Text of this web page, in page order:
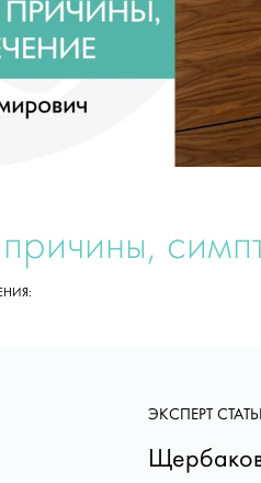
ЭКСПЕРТ